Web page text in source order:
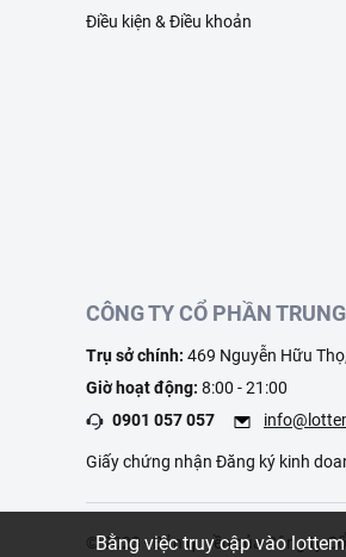
Điều kiện & Điều khoản
CÔNG TY CỔ PHẦN
Trụ sở chính: 469 Nguyễn Hữu
Giờ hoạt động: 8:00 - 21:00
0901 057 057
Giấy chứng nhận Đăng ký kinh
© 2023 - Bản quyền của Công ty
Bằng việc truy cập vào